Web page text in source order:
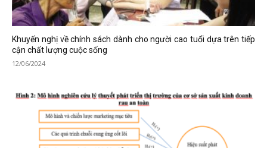
Khuyến nghị về chính sách dành cho người cao tuổi dựa trên tiếp
cận chất lượng cuộc sống
12/06/2024